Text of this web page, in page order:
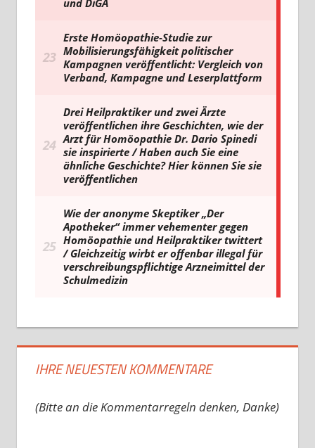
IHRE NEUESTEN KOMMENTARE
(Bitte an die Kommentarregeln denken, Danke)